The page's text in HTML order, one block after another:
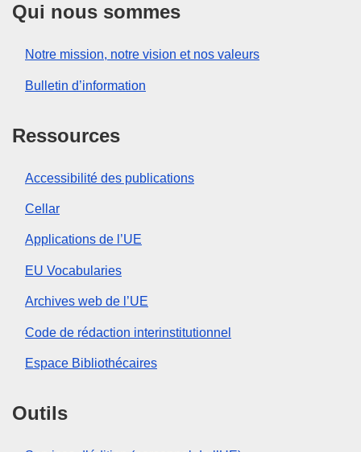
Qui nous sommes
Notre mission, notre vision et nos valeurs
Bulletin d’information
Ressources
Accessibilité des publications
Cellar
Applications de l’UE
EU Vocabularies
Archives web de l’UE
Code de rédaction interinstitutionnel
Espace Bibliothécaires
Outils